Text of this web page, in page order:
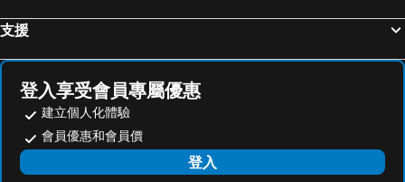
ibis Ambassador Seoul Insadong
Standford Hotel Seoul
G2 Myeongdong
Sam Stay Hongdae
Lazy Cube
Family House Tel
Daol Guesthouse
DW Design Residence
DW Design Residence
Transit Tours - Seoul City Tour
Deoksugung Palace
Myeong-dong Cathedral
Seochogu
Gwangmyeong station
Songdo
East gate
Sadang
支援
登入享受會員專屬優惠
建立個人化體驗
會員優惠和會員價
登入